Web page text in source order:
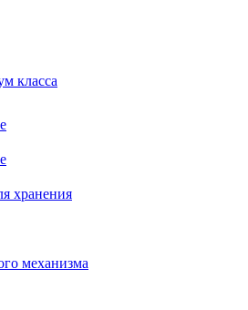
класса
хранения
механизма